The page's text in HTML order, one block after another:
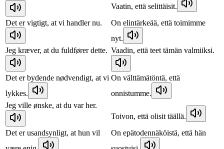
Vaatin, että selittäisit.
Det er vigtigt, at vi handler nu.
On elintärkeää, että toimimme
nyt.
Jeg kræver, at du fuldfører dette. Vaadin, että teet tämän valmiiksi.
Det er bydende nødvendigt, at vi
lykkes.
On välttämätöntä, että
onnistumme.
Jeg ville ønske, at du var her.
Toivon, että olisit täällä.
Det er usandsynligt, at hun vil
On epätodennäköistä, että hän